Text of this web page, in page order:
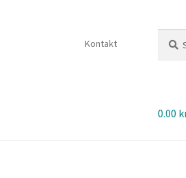
Kontakt
for:
0.00